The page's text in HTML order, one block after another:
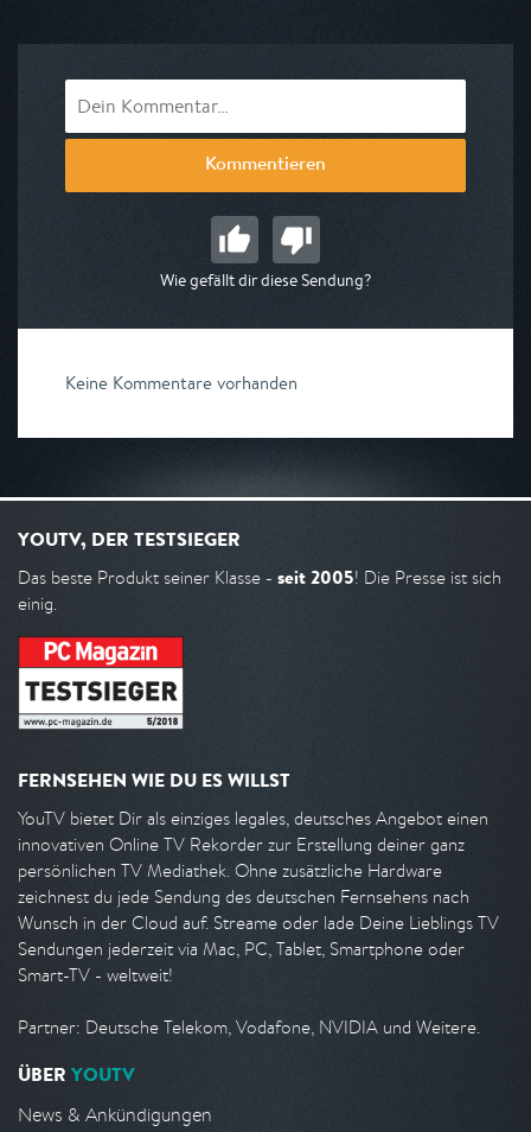
Kommentieren
Wie gefällt dir diese Sendung?
Keine Kommentare vorhanden
YOUTV, DER TESTSIEGER
Das beste Produkt seiner Klasse - seit 2005! Die Presse ist sich
einig.
FERNSEHEN WIE DU ES WILLST
YouTV bietet Dir als einziges legales, deutsches Angebot einen
innovativen Online TV Rekorder zur Erstellung deiner ganz
persönlichen TV Mediathek. Ohne zusätzliche Hardware
zeichnest du jede Sendung des deutschen Fernsehens nach
Wunsch in der Cloud auf. Streame oder lade Deine Lieblings TV
Sendungen jederzeit via Mac, PC, Tablet, Smartphone oder
Smart-TV - weltweit!
Partner: Deutsche Telekom, Vodafone, NVIDIA und Weitere.
ÜBER YOUTV
News & Ankündigungen